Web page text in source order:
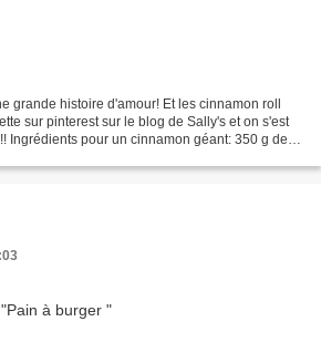
grande histoire d'amour! Et les cinnamon roll
sur pinterest sur le blog de Sally's et on s'est
Ingrédients pour un cinnamon géant: 350 g de